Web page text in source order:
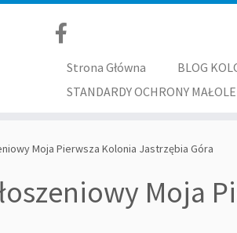
Strona Główna BLOG
STANDARDY OCHRONY
Moja Pierwsza Kolonia Jastrzębia Góra
Moja